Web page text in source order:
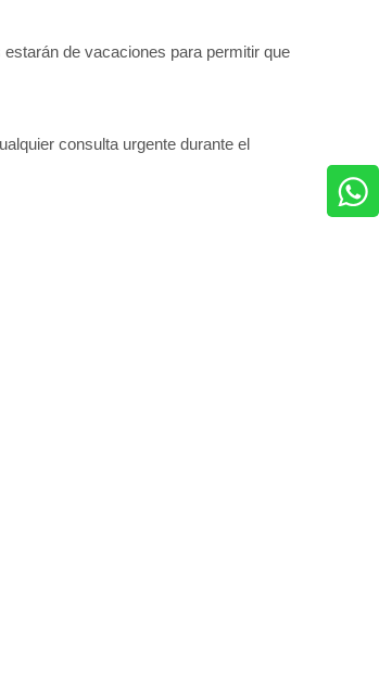
de vacaciones para permitir que
consulta urgente durante el